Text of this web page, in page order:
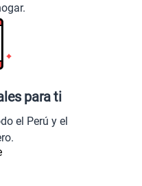
para ti
el Perú y el